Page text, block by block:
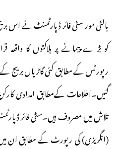
بالٹی مور سٹی فائر ڈپارٹمنٹ نے
کو بڑ ے پیمانے پر ہلاکتوں کا واقعہ
رپورٹس کے مطابق کئی گاڑیاں بریج
گئیں۔اطلاعات کےمطابق امدادی
تلاش میں مصروف ہیں۔سٹی فائر
(انگریزی) کی رپورٹ کے مطابق ان